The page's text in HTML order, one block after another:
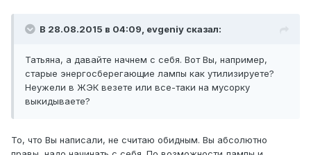
В 28.08.2015 в 04:09, evgeniy сказал:
Татьяна, а давайте начнем с себя. Вот Вы, например,
старые энергосберегающие лампы как утилизируете?
Неужели в ЖЭК везете или все-таки на мусорку
выкидываете?
То, что Вы написали, не считаю обидным. Вы абсолютно